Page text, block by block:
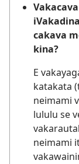
cakava
kina?
E
katakata
neimami
lululu se
neimami